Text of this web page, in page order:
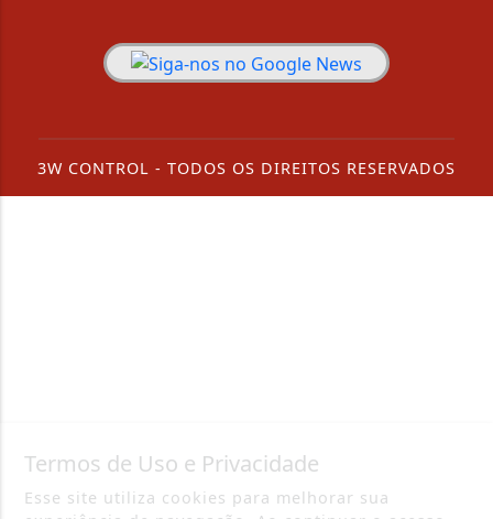
3W CONTROL - TODOS OS DIREITOS RESERVADOS
Termos de Uso e Privacidade
Esse site utiliza cookies para melhorar sua